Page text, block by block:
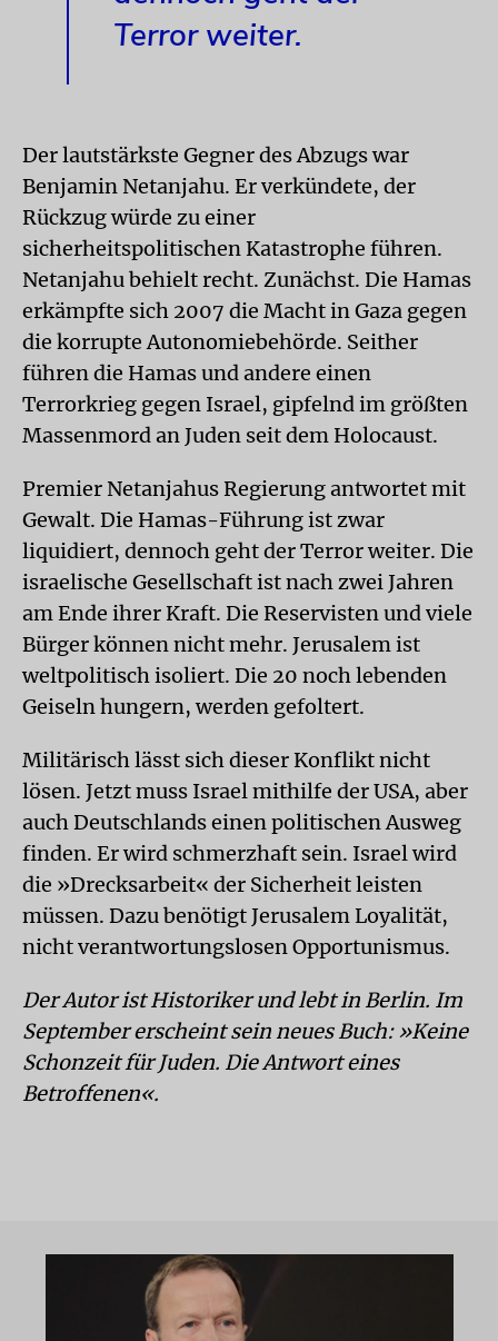
Terror weiter.
Der lautstärkste Gegner des Abzugs war
Benjamin Netanjahu. Er verkündete, der
Rückzug würde zu einer
sicherheitspolitischen Katastrophe führen.
Netanja­hu behielt recht. Zunächst. Die Hamas
erkämpfte sich 2007 die Macht in Gaza gegen
die korrupte Autonomiebehörde. Seither
führen die Hamas und andere einen
Terrorkrieg gegen Israel, gipfelnd im größten
Massenmord an Juden seit dem Holocaust.
Premier Netanjahus Regierung antwortet mit
Gewalt. Die Hamas-Führung ist zwar
liquidiert, dennoch geht der Terror weiter. Die
israelische Gesellschaft ist nach zwei Jahren
am Ende ihrer Kraft. Die Reservisten und viele
Bürger können nicht mehr. Jerusalem ist
weltpolitisch isoliert. Die 20 noch lebenden
Geiseln hungern, werden gefoltert.
Militärisch lässt sich dieser Konflikt nicht
lösen. Jetzt muss Israel mithilfe der USA, aber
auch Deutschlands einen politischen Ausweg
finden. Er wird schmerzhaft sein. Israel wird
die »Drecksarbeit« der Sicherheit leisten
müssen. Dazu benötigt Jerusalem Loyalität,
nicht verantwortungslosen Opportunismus.
Der Autor ist Historiker und lebt in Berlin. Im
September erscheint sein neues Buch: »Keine
Schonzeit für Juden. Die Antwort eines
Betroffenen«.